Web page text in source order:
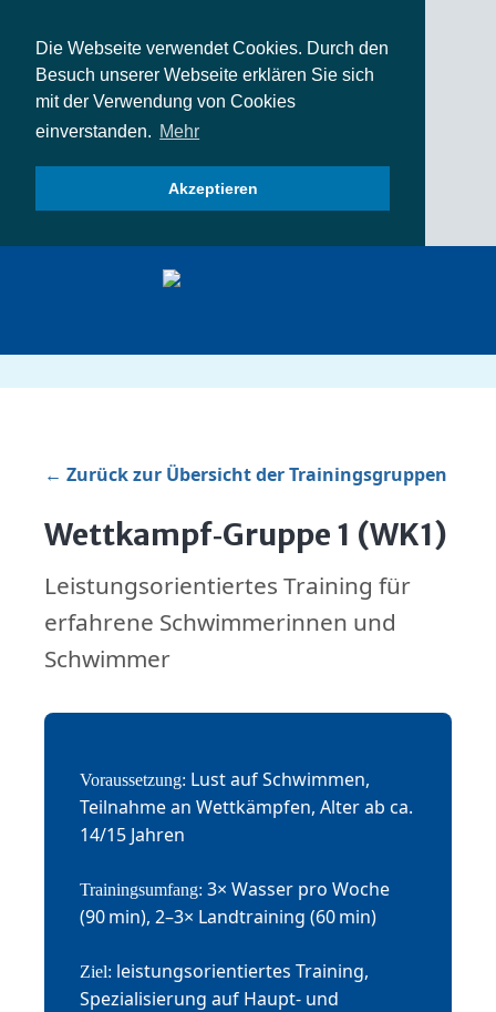
Die Webseite verwendet Cookies. Durch den
Besuch unserer Webseite erklären Sie sich
mit der Verwendung von Cookies
einverstanden. Mehr
Akzeptieren
← Zurück zur Übersicht der Trainingsgruppen
Wettkampf‑Gruppe 1 (WK1)
Leistungsorientiertes Training für
erfahrene Schwimmerinnen und
Schwimmer
Voraussetzung: Lust auf Schwimmen,
Teilnahme an Wettkämpfen, Alter ab ca.
14/15 Jahren
Trainingsumfang: 3× Wasser pro Woche
(90 min), 2–3× Landtraining (60 min)
Ziel: leistungsorientiertes Training,
Spezialisierung auf Haupt‑ und